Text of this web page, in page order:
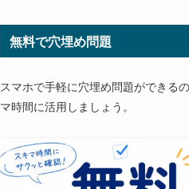
無料で穴埋め問題
スマホで手軽に穴埋め問題ができる
マ時間に活用しましょう。